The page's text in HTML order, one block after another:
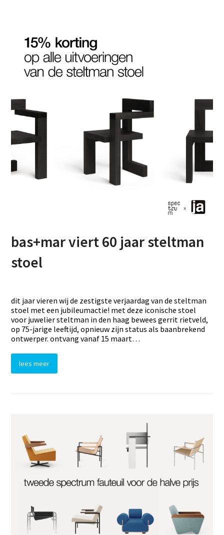
bas+mar viert 60 jaar steltman
stoel
dit jaar vieren wij de zestigste verjaardag van de steltman
stoel met een jubileumactie! met deze iconische stoel
voor juwelier steltman in den haag bewees gerrit rietveld,
op 75-jarige leeftijd, opnieuw zijn status als baanbrekend
ontwerper. ontvang vanaf 15 maart…
lees meer